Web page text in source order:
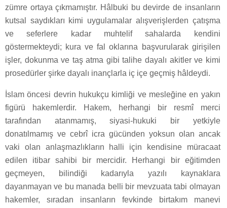
zümre ortaya çıkmamıştır. Hâlbuki bu devirde de insanların
kutsal saydıkları kimi uygulamalar alışverişlerden çatışma
ve seferlere kadar muhtelif sahalarda kendini
göstermekteydi; kura ve fal oklarına başvurularak girişilen
işler, dokunma ve taş atma gibi talihe dayalı akitler ve kimi
prosedürler şirke dayalı inançlarla iç içe geçmiş hâldeydi.
İslam öncesi devrin hukukçu kimliği ve mesleğine en yakın
figürü hakemlerdir. Hakem, herhangi bir resmî merci
tarafından atanmamış, siyasi-hukuki bir yetkiyle
donatılmamış ve cebrî icra gücünden yoksun olan ancak
vaki olan anlaşmazlıkların halli için kendisine müracaat
edilen itibar sahibi bir mercidir. Herhangi bir eğitimden
geçmeyen, bilindiği kadarıyla yazılı kaynaklara
dayanmayan ve bu manada belli bir mevzuata tabi olmayan
hakemler, sıradan insanların fevkinde birtakım manevi